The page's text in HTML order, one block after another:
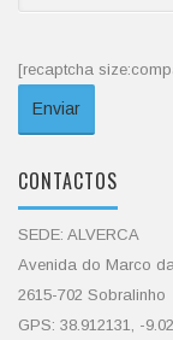
[recaptcha
CONTACTOS
SEDE: ALVERCA
Avenida do Marco
2615-702 Sobralinho
GPS: 38.912131, -